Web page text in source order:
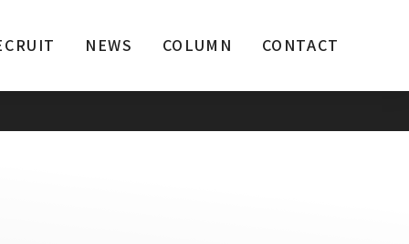
NEWS COLUMN CONTACT